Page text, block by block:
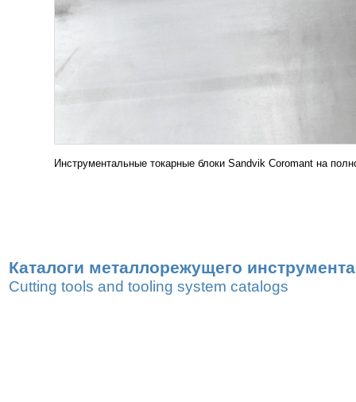
Инструментальные токарные блоки Sandvik Coromant на
Каталоги металлорежущего
Cutting tools and tooling system catalogs